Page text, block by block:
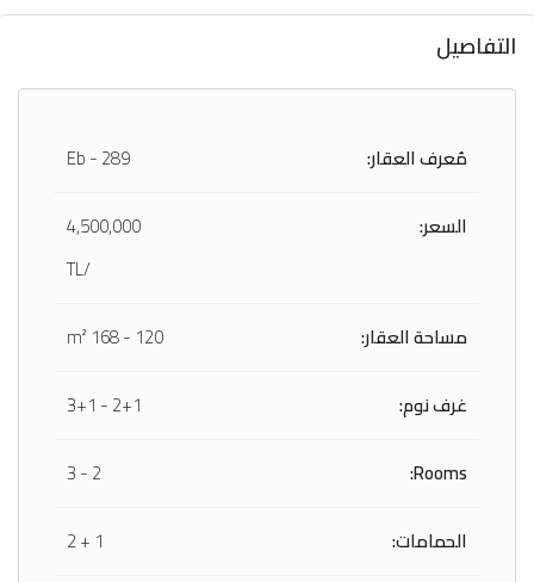
التفاصيل
مُعرف العقار:
Eb - 289
السعر:
4,500,000
/TL
مساحة العقار:
120 - 168 m²
غرف نوم:
2+1 - 3+1
Rooms:
2 - 3
الحمامات:
1 + 2